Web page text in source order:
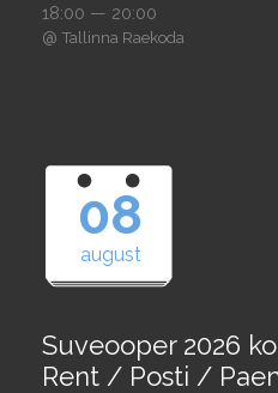
18:00 — 20:00
@ Tallinna Raekoda
08
august
Suveooper 2026
Rent / Posti /